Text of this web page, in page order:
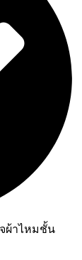
ผ้าไหมชั้น